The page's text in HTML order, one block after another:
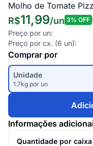
Informações
Quantidade por caixa
Molho de Tomate
R$11,99/un 3% OFF
Preço por un:
Preço por cx. (6 un):
Comprar por
Unidade
1.7kg por un